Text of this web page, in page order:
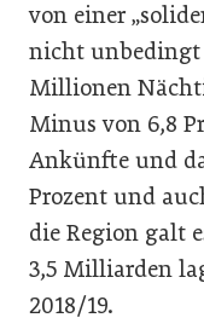
von einer
nicht unbedingt
Millionen
Minus von 6,8
Ankünfte und
Prozent und
die Region galt
3,5 Milliarden
2018/19.